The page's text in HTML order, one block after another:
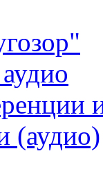
(аудио)